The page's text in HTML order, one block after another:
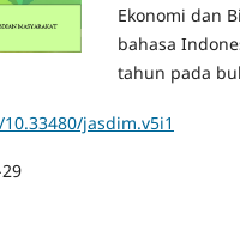
Ekonomi dan
bahasa
tahun pada
jasdim.v5i1